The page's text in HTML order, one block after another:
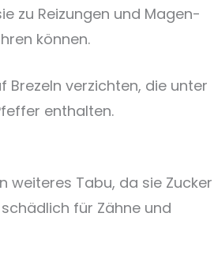
zu Reizungen und Magen-
können.
Brezeln verzichten, die unter
enthalten.
weiteres Tabu, da sie Zucker
für Zähne und